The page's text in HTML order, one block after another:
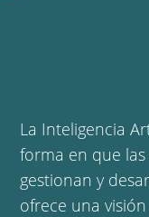
La Inteligencia
forma en que
gestionan y
ofrece una